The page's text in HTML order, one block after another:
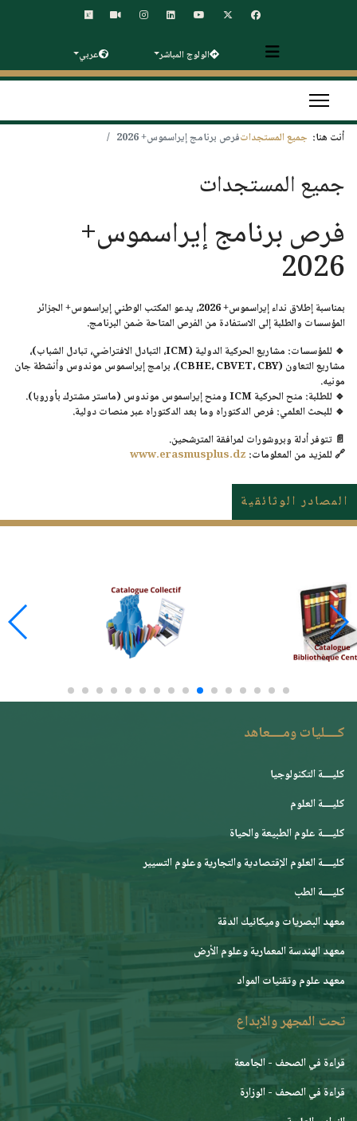
الولوج المباشر عربي
أنت هنا: جميع المستجداتفرص برنامج إيراسموس+ 2026
جميع المستجدات
فرص برنامج إيراسموس+
2026
بمناسبة إطلاق نداء إيراسموس+ 2026 ، يدعوالمكتب الوطني إيراسموس+ الجزائر
المؤسسات والطلبة إلى الاستفادة من الفرص المتاحة ضمن البرنامج.
🔹 للمؤسسات
: مشاريع الحركية الدولية (ICM، التبادل الافتراضي، تبادل الشباب)،
مشاريع التعاون (CBHE، CBVET، CBY)، برامج
إيراسموس موندوس وأنشطة جان
مونيه.
🔹 للطلبة: منح الحركيةICMومنحإيراسموس موندوس (ماستر مشترك بأوروبا).
🔹 للبحث العلمي: فرص الدكتوراه وما بعد الدكتوراه عبر منصات دولية.
📄 تتوفرأدلة وبروشورات لمرافقة المترشحين.
🔗للمزيد من المعلومات: www.erasmusplus.dz
المصادر الوثائقية
كــــليات ومــــعاهد
كليــــة التكنولوجيا
كليــــة العلوم
كليــــة علوم الطبيعة والحياة
كليــــة العلوم الإقتصادية والتجارية وعلوم التسيير
كليــــة الطب
معهد البصريات وميكانيك الدقة
معهد الهندسة المعمارية وعلوم الأرض
معهد علوم وتقنيات المواد
تحت المجهر والإبداع
قراءة في الصحف - الجامعة
قراءة في الصحف - الوزارة